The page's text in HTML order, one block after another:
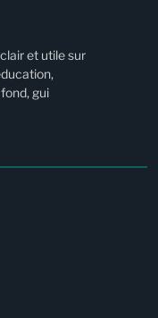
et utile sur
gui